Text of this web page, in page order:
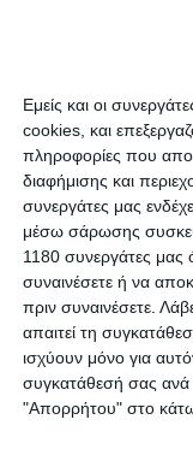
Εμείς και οι
cookies, και
πληροφορίες που
διαφήμισης και
συνεργάτες μας
μέσω σάρωσης
1180 συνεργάτες μας
συναινέσετε ή να
πριν συναινέσετε.
απαιτεί τη
ισχύουν μόνο για
συγκατάθεσή σας ανά
"Απορρήτου" στο κάτω
στο